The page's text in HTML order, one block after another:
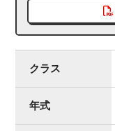
クラス
年式